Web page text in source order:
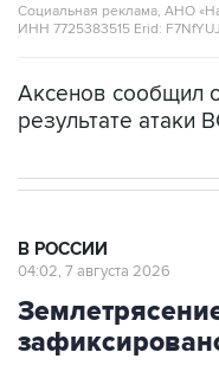
Социальная реклама, АНО
ИНН 7725383515 Erid:
Аксенов сообщил
результате атаки
В РОССИИ
04:02, 7 августа 2026